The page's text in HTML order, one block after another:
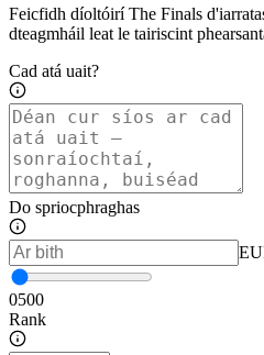
Feicfidh díoltóirí The Finals
dteagmháil leat le tairiscint
Cad atá uait?
Do spriocphraghas
0500
Rank